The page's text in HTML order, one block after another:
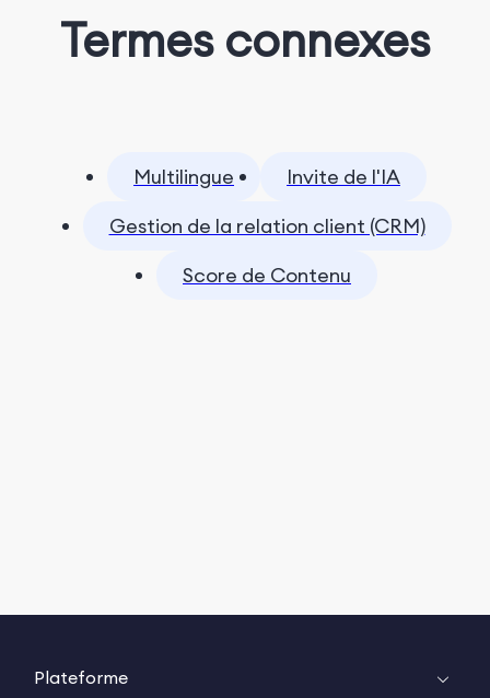
Termes connexes
Multilingue
Invite de l'IA
Gestion de la relation client (CRM)
Score de Contenu
Plateforme